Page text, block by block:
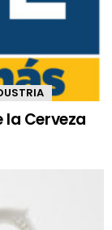
la Cerveza